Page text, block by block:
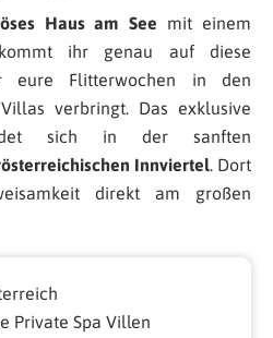
Haus am See mit einem
ihr genau auf diese
eure Flitterwochen in den
verbringt. Das exklusive
sich in der sanften
Innviertel. Dort
direkt am großen
Private Spa Villen